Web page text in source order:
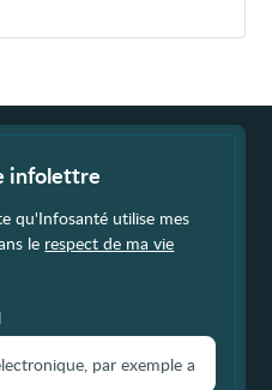
infolettre
qu'Infosanté utilise mes
le respect de ma vie